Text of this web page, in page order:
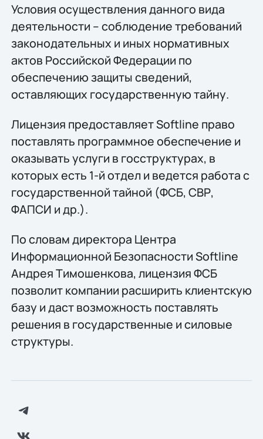
Условия осуществления данного вида
деятельности – соблюдение требований
законодательных и иных нормативных
актов Российской Федерации по
обеспечению защиты сведений,
оставляющих государственную тайну.
Лицензия предоставляет Softline право
поставлять программное обеспечение и
оказывать услуги в госструктурах, в
которых есть 1-й отдел и ведется работа с
государственной тайной (ФСБ, СВР,
ФАПСИ и др.).
По словам директора Центра
Информационной Безопасности Softline
Андрея Тимошенкова, лицензия ФСБ
позволит компании расширить клиентскую
базу и даст возможность поставлять
решения в государственные и силовые
структуры.